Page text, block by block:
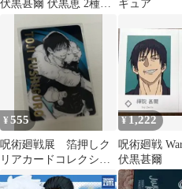
伏黒甚爾 伏黒恵 2種セ
ギュア
¥555
呪術廻戦展 箔押しク
リアカードコレクショ
ン 伏黒甚爾
¥1,222
呪術廻戦
伏黒甚爾